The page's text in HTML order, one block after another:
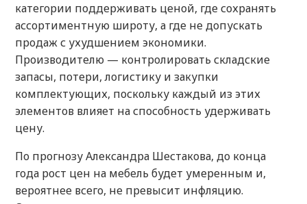
категории поддерживать ценой, где сохранять
ассортиментную широту, а где не допускать
продаж с ухудшением экономики.
Производителю — контролировать складские
запасы, потери, логистику и закупки
комплектующих, поскольку каждый из этих
элементов влияет на способность удерживать
цену.
По прогнозу Александра Шестакова, до конца
года рост цен на мебель будет умеренным и,
вероятнее всего, не превысит инфляцию.